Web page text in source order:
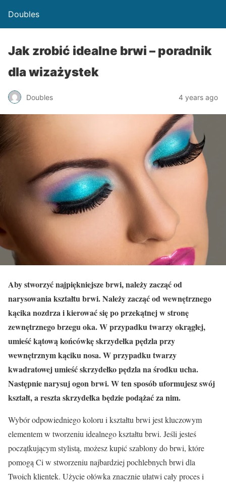
Doubles
Jak zrobić idealne brwi – poradnik
dla wizażystek
Doubles 4 years ago
Aby stworzyć najpiękniejsze brwi, należy zacząć od
narysowania kształtu brwi. Należy zacząć od wewnętrznego
kącika nozdrza i kierować się po przekątnej w stronę
zewnętrznego brzegu oka. W przypadku twarzy okrągłej,
umieść kątową końcówkę skrzydełka pędzla przy
wewnętrznym kąciku nosa. W przypadku twarzy
kwadratowej umieść skrzydełko pędzla na środku ucha.
Następnie narysuj ogon brwi. W ten sposób uformujesz swój
kształt, a reszta skrzydełka będzie podążać za nim.
Wybór odpowiedniego koloru i kształtu brwi jest kluczowym
elementem w tworzeniu idealnego kształtu brwi. Jeśli jesteś
początkującym stylistą, możesz kupić szablony do brwi, które
pomogą Ci w stworzeniu najbardziej pochlebnych brwi dla
Twoich klientek. Użycie ołówka znacznie ułatwi cały proces i